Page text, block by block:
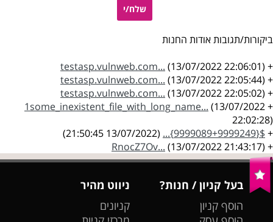
שלח/י
ביקורות/תגובות אודות החנות
+
testasp.vulnweb.com... (13/07/2022 22:06:01)
+
testasp.vulnweb.com... (13/07/2022 22:05:44)
+
testasp.vulnweb.com... (13/07/2022 22:05:02)
+
1some_inexistent_file_with_long_name... (13/07/2022
22:02:28)
+
${9999089+9999249}...
(13/07/2022 21:50:45)
+
RnocZ7Ov... (13/07/2022 21:43:17)
בעל קניון / חנות?
הוסף קניון
ניווט מהיר
קניונים